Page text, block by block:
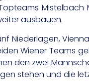
ausbauen.
Niederlagen,
Wiener Teams
den zwei
stehen und die